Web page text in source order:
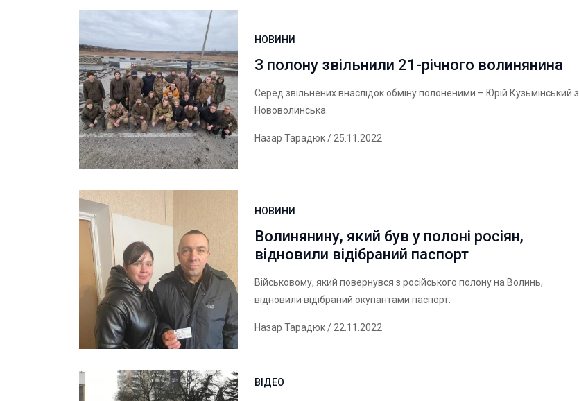
НОВИНИ
З полону звільнили 21-річного волинянина
Серед звільнених внаслідок обміну полоненими – Юрій Кузьмінський з
Нововолинська.
Назар Тарадюк/ 25.11.2022
НОВИНИ
Волинянину, який був у полоні росіян,
відновили відібраний паспорт
Військовому, який повернувся з російського полону на Волинь,
відновили відібраний окупантами паспорт.
Назар Тарадюк/ 22.11.2022
ВІДЕО